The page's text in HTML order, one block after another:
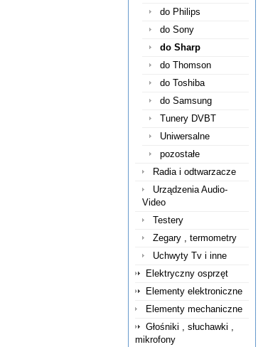
do Philips
do Sony
do Sharp
do Thomson
do Toshiba
do Samsung
Tunery DVBT
Uniwersalne
pozostałe
Radia i odtwarzacze
Urządzenia Audio-
Video
Testery
Zegary , termometry
Uchwyty Tv i inne
Elektryczny osprzęt
Elementy elektroniczne
Elementy mechaniczne
Głośniki , słuchawki ,
mikrofony